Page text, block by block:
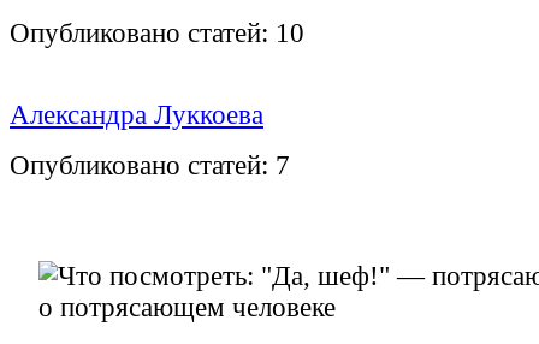
Опубликовано статей: 10
Александра Луккоева
Опубликовано статей: 7